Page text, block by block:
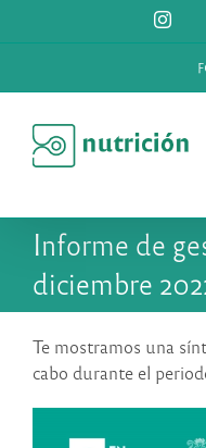
al
Informe de
diciembre
Te mostramos una
cabo durante el